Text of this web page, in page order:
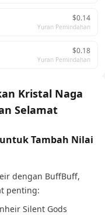
$0.14
Yuran Pemindahan
$0.18
Yuran Pemindahan
Kristal Naga
Selamat
Tambah Nilai
dengan BuffBuff,
penting:
Silent Gods